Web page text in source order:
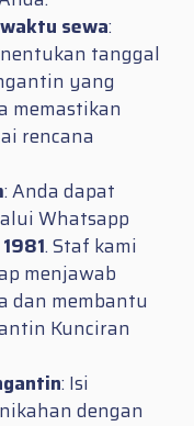
sewa:
tanggal
yang
memastikan
rencana
: Anda dapat
Whatsapp
. Staf kami
menjawab
dan membantu
Kunciran
: Isi
dengan